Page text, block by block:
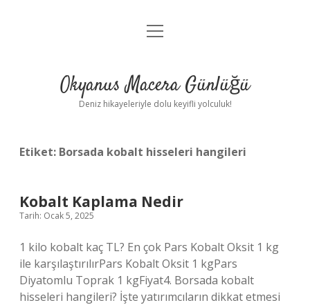
Anasayfa
Yasal Uyarı
menüyü
Okyanus Macera Günlüğü
Deniz hikayeleriyle dolu keyifli yolculuk!
Etiket: Borsada kobalt hisseleri hangileri
Kobalt Kaplama Nedir
Tarih: Ocak 5, 2025
1 kilo kobalt kaç TL? En çok Pars Kobalt Oksit 1 kg
ile karşılaştırılırPars Kobalt Oksit 1 kgPars
Diyatomlu Toprak 1 kgFiyat4. Borsada kobalt
hisseleri hangileri? İşte yatırımcıların dikkat etmesi